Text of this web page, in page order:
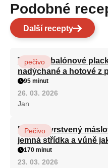
Podobné
Další recepty
Turecké balónové
nadýchané a hotové z
pečivo
95 minut
26. 03. 2026
Jan
Domácí vrstvený
jemná střídka a vůně
Pečivo
170 minut
23. 03. 2026